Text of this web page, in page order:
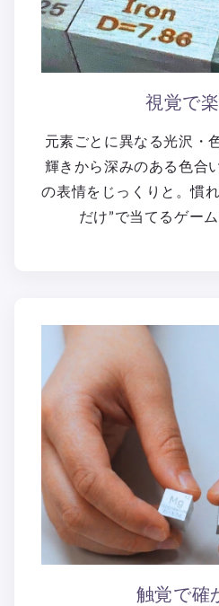
視覚で
元素ごとに異なる光沢・
輝きから深みのある色合
の表情をじっくりと。慣
だけ”で当てるゲー
触覚で確